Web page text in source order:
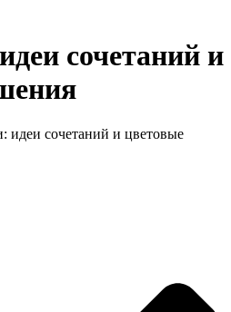
сочетаний и
идеи сочетаний и цветовые